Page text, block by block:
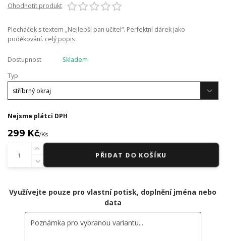
Ohodnotit produkt
Plecháček s textem „Nejlepší pan učitel“. Perfektní dárek jako
poděkování. celý popis
Dostupnost
Skladem
Typ
Nejsme plátci DPH
299 Kč/Ks
PŘIDAT DO KOŠÍKU
Využívejte pouze pro vlastní potisk, doplnění jména nebo
data